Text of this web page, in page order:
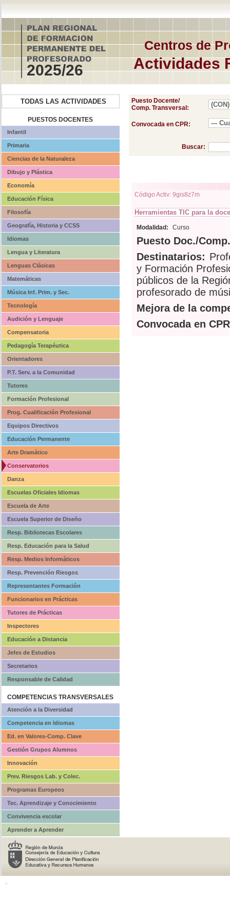
Centros de
Actividades
2025/26
TODAS LAS ACTIVIDADES
PUESTOS DOCENTES
Infantil
Primaria
Ciencias de la Naturaleza
Dibujo y Plástica
Economía
Educación Física
Filosofía
Geografía, Historia y CCSS
Idiomas
Lengua y Literatura
Lenguas Clásicas
Matemáticas
Música Inf. Prim. y Sec.
Tecnología
Audición y Lenguaje
Compensatoria
Pedagogía Terapéutica
Orientadores
P.T. Serv. a la Comunidad
Tutores
Formación Profesional
Prog. Cualificación Profesional
Equipos Directivos
Educación Permanente
Arte Dramático
Conservatorios
Danza
Escuelas Oficiales Idiomas
Escuela de Arte
Escuela Superior de Diseño
Resp. Bibliotecas Escolares
Resp. Educación para la Salud
Resp. Medios Informáticos
Resp. Prevención Riesgos
Representantes Formación
Funcionarios en Prácticas
Tutores de Prácticas
Inspectores
Educación a Distancia
Jefes de Estudios
Secretarios
Responsable de Calidad
COMPETENCIAS TRANSVERSALES
Atención a la Diversidad
Competencia en Idiomas
Ed. en Valores-Comp. Clave
Gestión Grupos Alumnos
Innovación
Prev. Riesgos Lab. y Colec.
Programas Europeos
Tec. Aprendizaje y Conocimiento
Convivencia escolar
Aprender a Aprender
Puesto Docente/
Comp. Transversal:
Convocada en CPR:
Buscar:
Código Activ: 9gis8z7m
Herramientas TIC para la
Modalidad: Curso
Puesto Doc./
Destinatarios:
y Formación
públicos de la
profesorado de
Mejora de la
Convocada en
o